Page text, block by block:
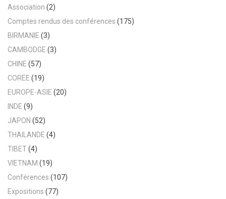
Association (2)
Comptes rendus des conférences (175)
BIRMANIE (3)
CAMBODGE (3)
CHINE (57)
COREE (19)
EUROPE-ASIE (20)
INDE (9)
JAPON (52)
THAILANDE (4)
TIBET(4)
VIETNAM (19)
Conférences (107)
Expositions (77)